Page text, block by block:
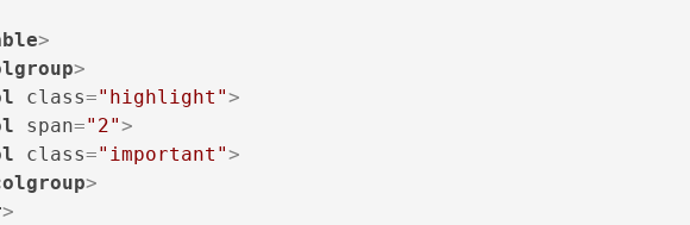
>
>
class="highlight">
span="2">
class="important">
>
>